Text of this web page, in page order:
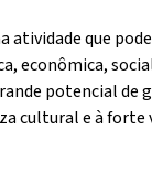
atividade que
econômica,
potencial de
cultural e à